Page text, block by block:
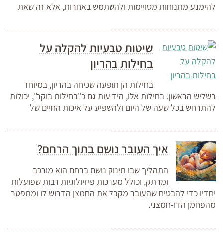
להימנע מתנוחות מסויימות ולהשתמש באחרות, אלא זה שאת
שיטות טבעיות להקלה על
בחילות בהריון
בחילות הן תופעה שכיחה בהריון, במיוחד
בשליש הראשון. בחילות אלו, הידועות גם כ"בחילות בוקר", יכולות
להתרחש בכל שעה של היום ולהשפיע על איכות החיים של
איך העובר נושם בתוך הרחם?
התהליך שבו תינוק נושם ברחם הוא מורכב
ומרתק, וכולל מערכות פיזיולוגיות רבות שפועלות
יחדיו כדי להבטיח שהעובר מקבל את החמצן הדרוש לו ומתפטר
מהפחמן הדו-חמצני.